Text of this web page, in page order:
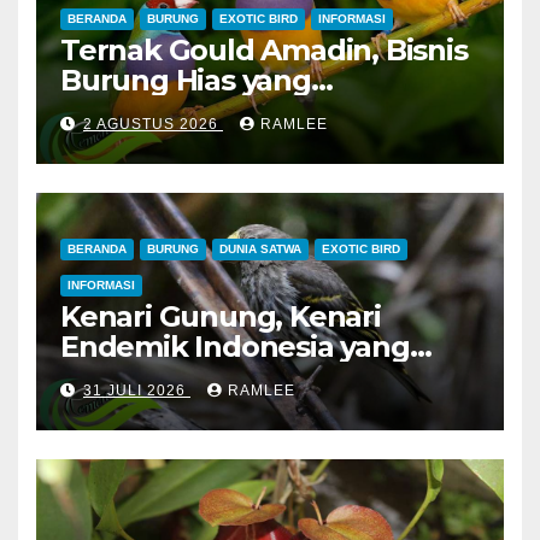
BERANDA BURUNG EXOTIC BIRD INFORMASI
Ternak Gould Amadin, Bisnis
Burung Hias yang
Menguntungkan
2 AGUSTUS 2026 RAMLEE
BERANDA BURUNG DUNIA SATWA EXOTIC BIRD
INFORMASI
Kenari Gunung, Kenari
Endemik Indonesia yang
Sangat Sulit Dipelihara
31 JULI 2026 RAMLEE